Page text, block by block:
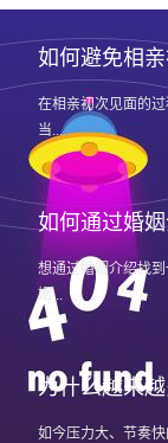
如何避免相
在相亲初次见面的
当...
如何通过婚
想通过婚姻介绍找
姻...
为什么越来
如今压力大、节奏